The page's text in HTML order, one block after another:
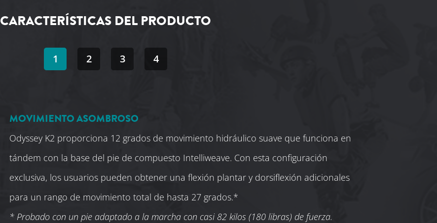
CARACTERÍSTICAS DEL PRODUCTO
MOVIMIENTO ASOMBROSO
Odyssey K2 proporciona 12 grados de movimiento hidráulico suave que funciona en
tándem con la base del pie de compuesto Intelliweave. Con esta configuración
exclusiva, los usuarios pueden obtener una flexión plantar y dorsiflexión adicionales
para un rango de movimiento total de hasta 27 grados.*
* Probado con un pie adaptado a la marcha con casi 82 kilos (180 libras) de fuerza.
1 2 3 4